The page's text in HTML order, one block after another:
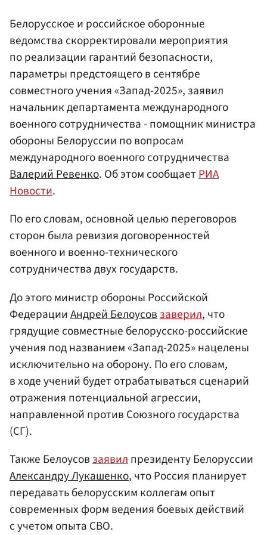
Белорусское и российское оборонные
ведомства скорректировали мероприятия
по реализации гарантий безопасности,
параметры предстоящего в сентябре
совместного учения «Запад-2025», заявил
начальник департамента международного
военного сотрудничества - помощник министра
обороны Белоруссии по вопросам
международного военного сотрудничества
Валерий Ревенко. Об этом сообщаетРИА
Новости.
По его словам, основной целью переговоров
сторон была ревизия договоренностей
военного и военно-технического
сотрудничества двух государств.
До этого министр обороны Российской
ФедерацииАндрей Белоусов заверил, что
грядущие совместные белорусско-российские
учения под названием «Запад-2025» нацелены
исключительно на оборону. По его словам,
в ходе учений будет отрабатываться сценарий
отражения потенциальной агрессии,
направленной против Союзного государства
(СГ).
Также Белоусовзаявилпрезиденту Белоруссии
Александру Лукашенко, что Россия планирует
передавать белорусским коллегам опыт
современных форм ведения боевых действий
с учетом опыта СВО.